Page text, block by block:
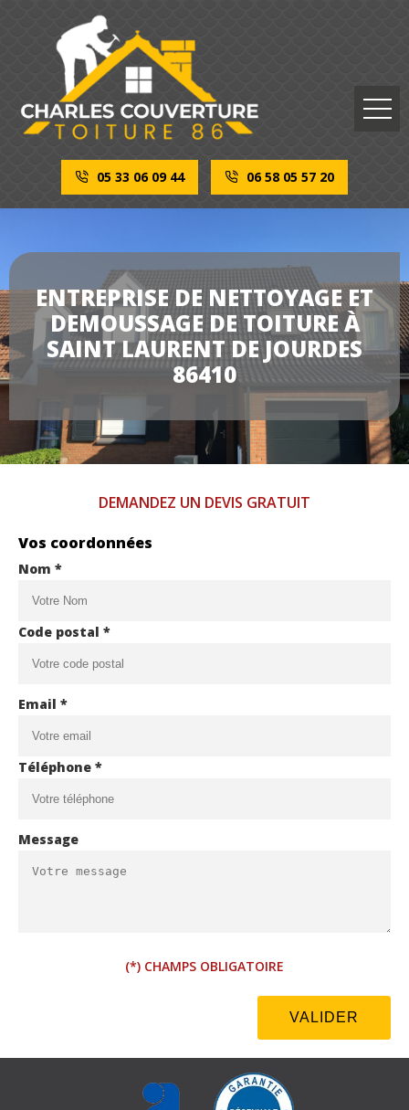
05 33 06 09 44 06 58 05 57 20
ENTREPRISE DE NETTOYAGE ET
DEMOUSSAGE DE TOITURE À
SAINT LAURENT DE JOURDES
86410
DEMANDEZ UN DEVIS GRATUIT
Vos coordonnées
Nom *
Code postal *
Email *
Téléphone *
Message
(*) CHAMPS OBLIGATOIRE